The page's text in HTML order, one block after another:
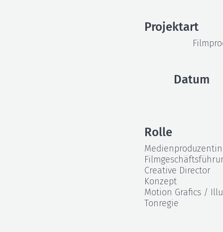
Projektart
Datum
Rolle
Creative Director
Konzept
Motion Grafics /
Tonregie